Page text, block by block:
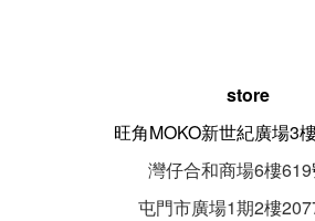
store
旺角MOKO新世紀廣場3
灣仔合和商場6樓619
屯門市廣場1期2樓